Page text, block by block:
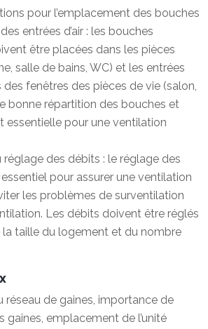
pour l’emplacement des bouches
entrées d’air : les bouches
être placées dans les pièces
salle de bains, WC) et les entrées
des fenêtres des pièces de vie (salon,
bonne répartition des bouches et
essentielle pour une ventilation
des débits : le réglage des
essentiel pour assurer une ventilation
les problèmes de surventilation
Les débits doivent être réglés
taille du logement et du nombre
réseau de gaines, importance de
gaines, emplacement de l’unité